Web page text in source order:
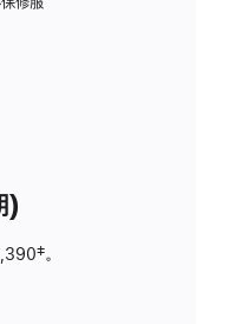
)
脚
‡。